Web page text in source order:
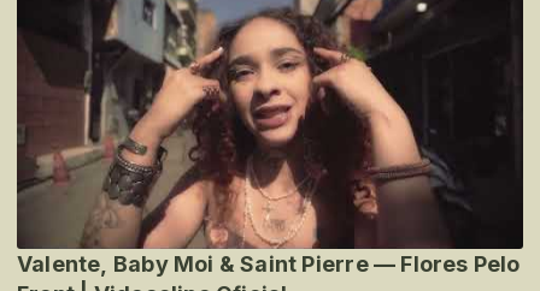
Valente, Baby Moi & Saint Pierre — Flores Pelo